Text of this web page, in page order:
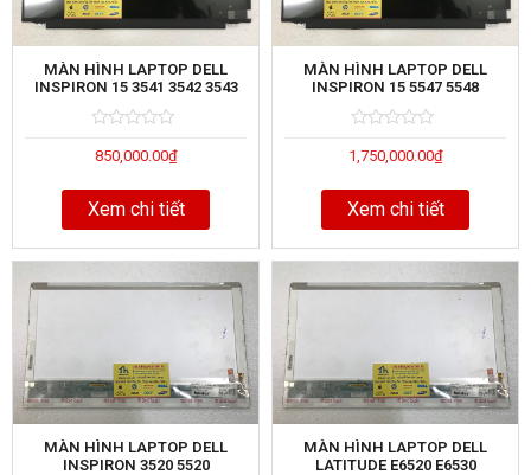
MÀN HÌNH LAPTOP DELL
INSPIRON 15 3541 3542 3543
0
of
850,000.00₫
Xem chi tiết
MÀN HÌNH LAPTOP DELL
INSPIRON 15 5547 5548
0
of
1,750,000.00₫
Xem chi tiết
MÀN HÌNH LAPTOP DELL
INSPIRON 3520 5520
MÀN HÌNH LAPTOP DELL
LATITUDE E6520 E6530